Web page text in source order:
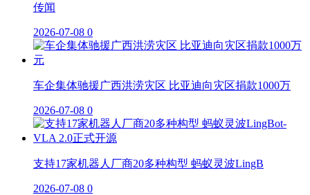
传闻
2026-07-08 0
车企集体驰援广西洪涝灾区 比亚迪向灾区捐款1000万
2026-07-08 0
支持17家机器人厂商20多种构型 蚂蚁灵波LingB
2026-07-08 0